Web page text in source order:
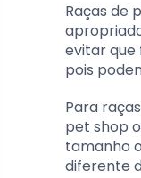
Raças de
evitar que
pois
Para
pet shop
tamanho
diferente